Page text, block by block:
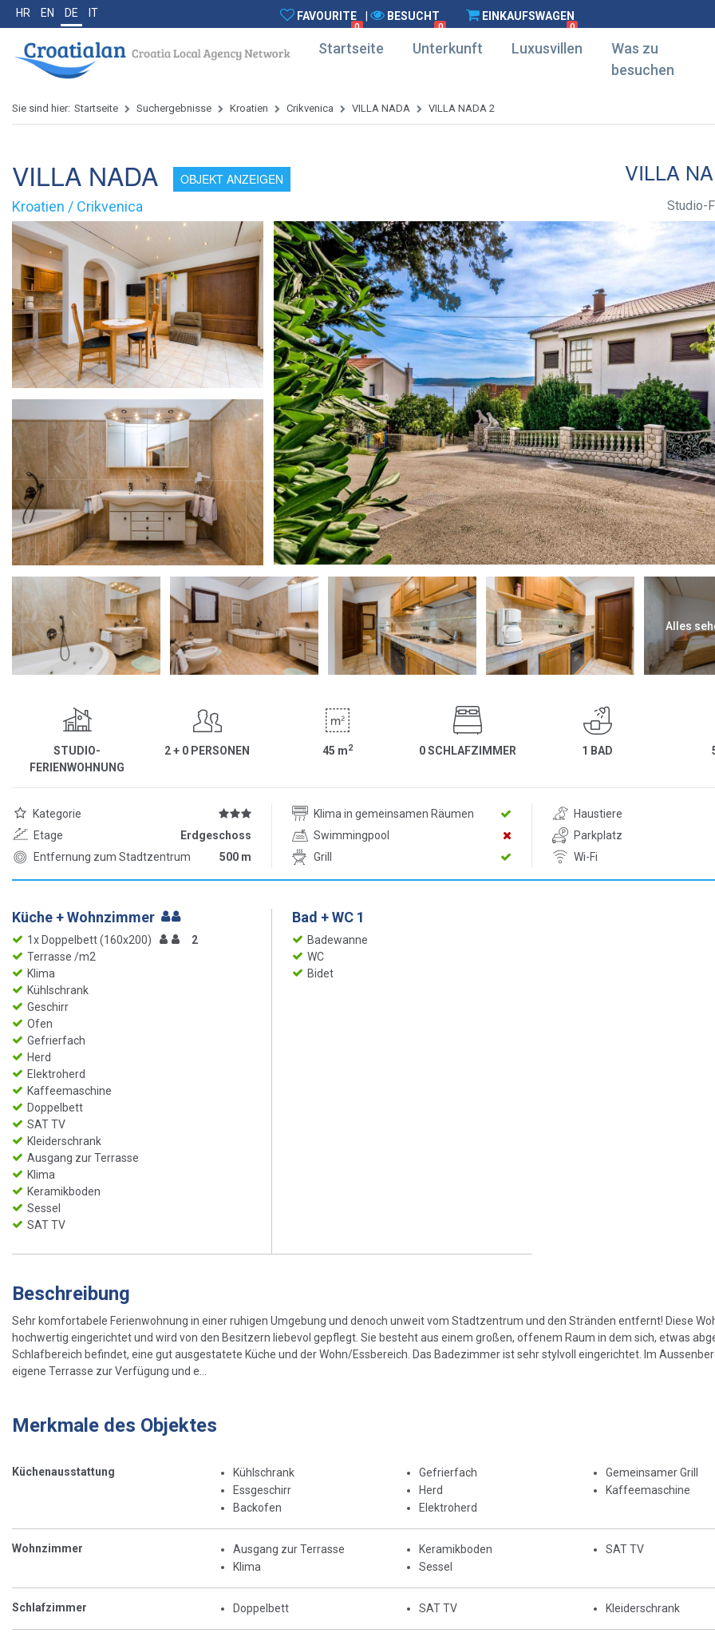
HR EN DE IT FAVOURITE
0
BESUCHT
0
EINKAUFSWAGEN
0
Startseite Unterkunft Luxusvillen
Was zu
besuchen
Sie sind hier: Startseite Suchergebnisse Kroatien Crikvenica VILLA NADA VILLA NADA 2
VILLA NADA OBJEKT ANZEIGEN VILLA
Kroatien / Crikvenica Studio-
Alles
STUDIO-
FERIENWOHNUNG
2 + 0 PERSONEN 45 m2 0 SCHLAFZIMMER 1 BAD
Kategorie Klima in gemeinsamen Räumen
Haustiere
Etage
Erdgeschoss Swimmingpool
Parkplatz
Entfernung zum Stadtzentrum
500 m Grill Wi-Fi
Küche + Wohnzimmer
1x Doppelbett (160x200)
2
Terrasse /m2
Klima
Kühlschrank
Geschirr
Ofen
Gefrierfach
Herd
Elektroherd
Kaffeemaschine
Doppelbett
SAT TV
Kleiderschrank
Ausgang zur Terrasse
Klima
Keramikboden
Sessel
SAT TV
Bad + WC 1
Badewanne
WC
Bidet
Beschreibung
Sehr komfortabele Ferienwohnung in einer ruhigen Umgebung und denoch unweit vom Stadtzentrum und den Stränden entfernt! Diese
hochwertig eingerichtet und wird von den Besitzern liebevol gepflegt. Sie besteht aus einem großen, offenem Raum in dem sich, etwas
Schlafbereich befindet, eine gut ausgestatete Küche und der Wohn/Essbereich. Das Badezimmer ist sehr stylvoll eingerichtet. Im
eigene Terrasse zur Verfügung und e...
Merkmale des Objektes
Küchenausstattung
Kühlschrank
Essgeschirr
Backofen
Gefrierfach
Herd
Elektroherd
Gemeinsamer Grill
Kaffeemaschine
Wohnzimmer
Ausgang zur Terrasse
Klima
Keramikboden
Sessel
SAT TV
Schlafzimmer Doppelbett SAT TV Kleiderschrank